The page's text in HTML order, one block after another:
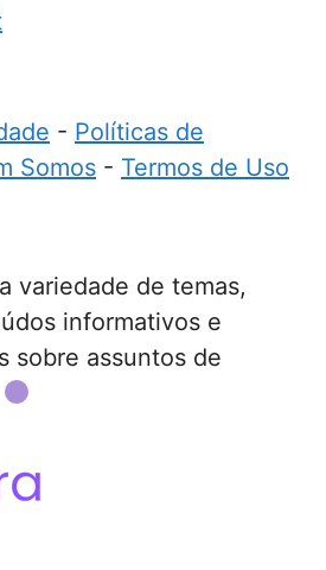
- Políticas de
Somos - Termos de Uso
variedade de temas,
informativos e
sobre assuntos de